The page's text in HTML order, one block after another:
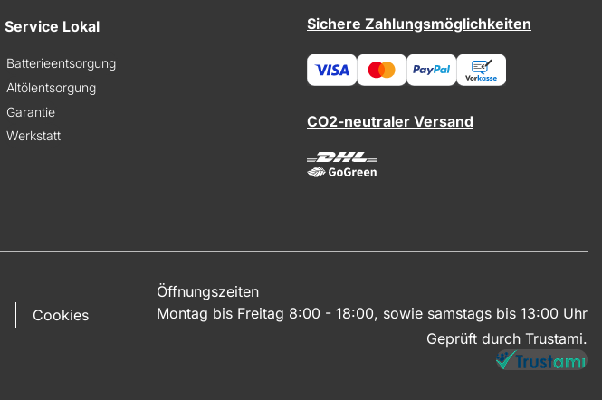
Service Lokal
Batterieentsorgung
Altölentsorgung
Garantie
Werkstatt
Sichere Zahlungsmöglichkeiten
CO2-neutraler Versand
Cookies
Öffnungszeiten
Montag bis Freitag 8:00 - 18:00, sowie samstags bis 13:00 Uhr
Geprüft durch Trustami.